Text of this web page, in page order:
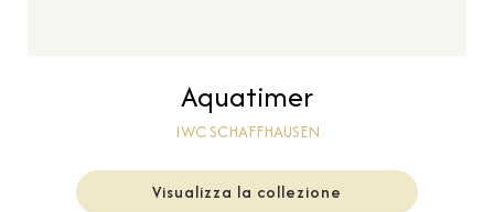
Aquatimer
IWC SCHAFFHAUSEN
Visualizza la collezione